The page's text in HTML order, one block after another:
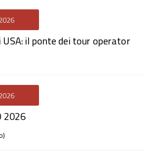
USA: il ponte dei tour operator
2026